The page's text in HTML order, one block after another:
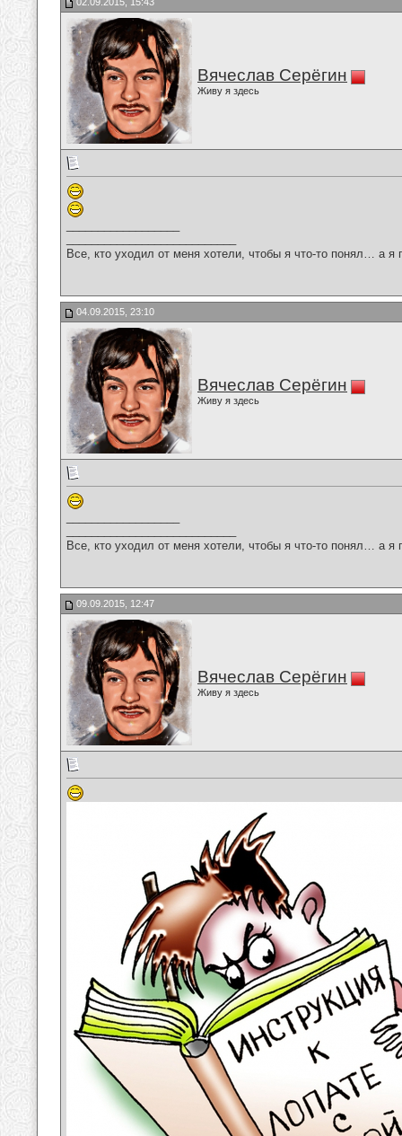
Вячеслав Серёгин
Живу я здесь
Все, кто уходил от меня хотели, чтобы я что-то понял… а
04.09.2015, 23:10
Вячеслав Серёгин
Живу я здесь
Все, кто уходил от меня хотели, чтобы я что-то понял… а
09.09.2015, 12:47
Вячеслав Серёгин
Живу я здесь